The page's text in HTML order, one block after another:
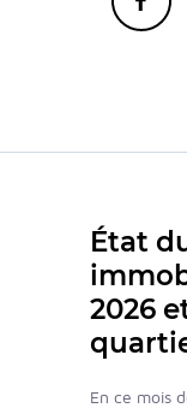
État
2026
En ce mois